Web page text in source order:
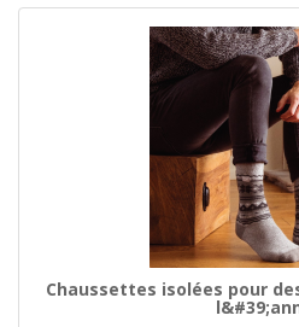
Chaussettes isolées pour